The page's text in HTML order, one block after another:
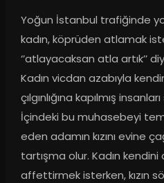
Yoğun İstanbul trafiğinde
kadın, köprüden atlamak
‘’atlayacaksan atla artık’’
Kadın vicdan azabıyla
çılgınlığına kapılmış
İçindeki bu muhasebeyi
eden adamın kızını evine
tartışma olur. Kadın kendini
affettirmek isterken, kızın